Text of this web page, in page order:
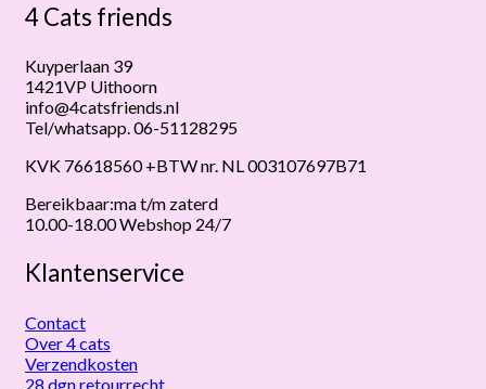
4 Cats friends
Kuyperlaan 39
1421VP Uithoorn
info@4catsfriends.nl
Tel/whatsapp. 06-51128295
KVK 76618560 +BTW nr. NL 003107697B71
Bereikbaar:ma t/m zaterd
10.00-18.00 Webshop 24/7
Klantenservice
Contact
Over 4 cats
Verzendkosten
28 dgn retourrecht